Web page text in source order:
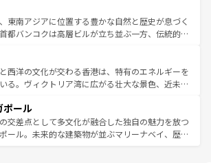
包まれながら、韓国の多彩な魅力を心ゆくまで味
わってみてほしい。 なお、新着の韓国情報はコンテンツ一
してほしい。
展と共に伝統が息づく。ハノイの古い町並みやホ
市のフランス統治時代の建物も、独特の雰囲気を
ている。また、バラエティの豊かさとおいしさで
ォーやバインミー、ベトナムコーヒーなどは、ぜ
味わいたい。どの地域を訪れてもあたたかい人々
を迎えてくれるので、きっと忘れられない旅にな
ほしい。
東南アジアに位置する豊かな自然と歴史が息づく
都バンコクは高層ビルが立ち並ぶ一方、伝統的な
交差している。北部ではチェンマイなどの山岳地
と触れ合い、南部ではプーケットやクラビの美し
でリゾート気分を楽しむことができる。タイ料理
気候は一年中温暖で、どの季節にも異なる楽しみ
いる。親しみやすいタイの人々、仏教を中心とし
そして多様な観光資源が、訪れる旅人を魅了し続
西洋の文化が交わる香港は、特有のエネルギーを
る。ヴィクトリア湾に広がる壮大な景色、近未来
を訪れても感動するはず。観光スポットが密集し
効率よく見どころを回れるのも魅力。息をのむよ
から文化的な体験まで、香港を存分に楽しみ尽く
ポール
交差点として多文化が融合した独自の魅力を放つ
ール。未来的な建築物が並ぶマリーナベイ、歴史